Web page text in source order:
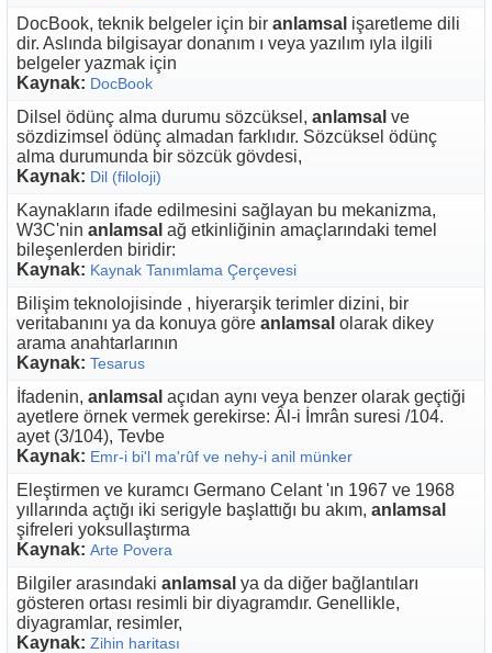
DocBook, teknik belgeler için bir anlamsal işaretleme dili
dir. Aslında bilgisayar donanım ı veya yazılım ıyla ilgili
belgeler yazmak için
Kaynak: DocBook
Dilsel ödünç alma durumu sözcüksel, anlamsal ve
sözdizimsel ödünç almadan farklıdır. Sözcüksel ödünç
alma durumunda bir sözcük gövdesi,
Kaynak: Dil (filoloji)
Kaynakların ifade edilmesini sağlayan bu mekanizma,
W3C'nin anlamsal ağ etkinliğinin amaçlarındaki temel
bileşenlerden biridir:
Kaynak: Kaynak Tanımlama Çerçevesi
Bilişim teknolojisinde , hiyerarşik terimler dizini, bir
veritabanını ya da konuya göre anlamsal olarak dikey
arama anahtarlarının
Kaynak: Tesarus
İfadenin, anlamsal açıdan aynı veya benzer olarak geçtiği
ayetlere örnek vermek gerekirse: Âl-i İmrân suresi /104.
ayet (3/104), Tevbe
Kaynak: Emr-i bi'l ma'rûf ve nehy-i anil münker
Eleştirmen ve kuramcı Germano Celant 'ın 1967 ve 1968
yıllarında açtığı iki serigyle başlattığı bu akım, anlamsal
şifreleri yoksullaştırma
Kaynak: Arte Povera
Bilgiler arasındaki anlamsal ya da diğer bağlantıları
gösteren ortası resimli bir diyagramdır. Genellikle,
diyagramlar, resimler,
Kaynak: Zihin haritası